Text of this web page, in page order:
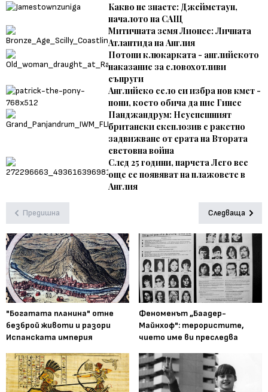
Какво не знаете: Джеймстаун,
началото на САЩ
Митичната земя Лионес: Личната
Атлантида на Англия
Потопи клюкарката - английското
наказание за словохотливи
съпруги
Английско село си избра нов кмет -
пони, което обича да пие Гинес
Панджандрум: Неуспешният
британски експлозив с ракетно
задвижване от ерата на Втората
световна война
След 25 години, парчета Лего все
още се появяват на плажовете в
Англия
Предишна Следваща
"Богатата планина" отне
безброй животи и разори
Испанската империя
Феноменът „Баадер-
Майнхоф": терористите,
чието име ви преследва